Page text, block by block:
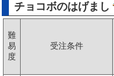
チョコボのはげまし
難
易
度
受注条件